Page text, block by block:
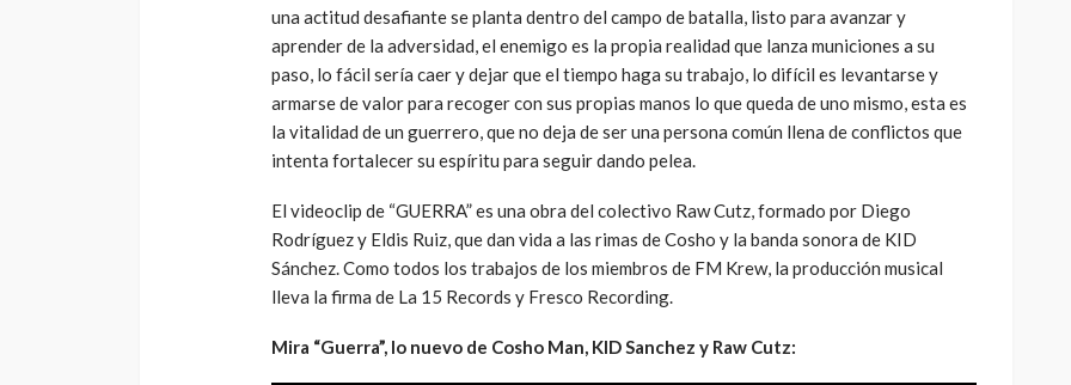
una actitud desafiante se planta dentro del campo de batalla, listo para avanzar y
aprender de la adversidad, el enemigo es la propia realidad que lanza municiones a su
paso, lo fácil sería caer y dejar que el tiempo haga su trabajo, lo difícil es levantarse y
armarse de valor para recoger con sus propias manos lo que queda de uno mismo, esta es
la vitalidad de un guerrero, que no deja de ser una persona común llena de conflictos que
intenta fortalecer su espíritu para seguir dando pelea.
El videoclip de “GUERRA” es una obra del colectivo Raw Cutz, formado por Diego
Rodríguez y Eldis Ruiz, que dan vida a las rimas de Cosho y la banda sonora de KID
Sánchez. Como todos los trabajos de los miembros de FM Krew, la producción musical
lleva la firma de La 15 Records y Fresco Recording.
Mira “Guerra”, lo nuevo de Cosho Man, KID Sanchez y Raw Cutz: